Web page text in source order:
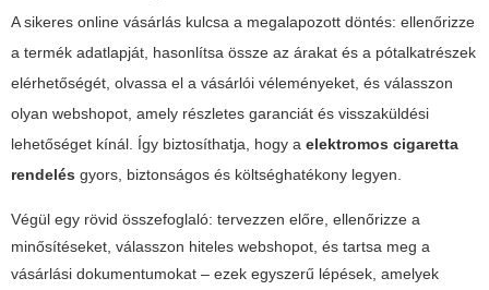
A sikeres online vásárlás kulcsa a megalapozott döntés: ellenőrizze
a termék adatlapját, hasonlítsa össze az árakat és a pótalkatrészek
elérhetőségét, olvassa el a vásárlói véleményeket, és válasszon
olyan webshopot, amely részletes garanciát és visszaküldési
lehetőséget kínál. Így biztosíthatja, hogy a elektromos cigaretta
rendelés gyors, biztonságos és költséghatékony legyen.
Végül egy rövid összefoglaló: tervezzen előre, ellenőrizze a
minősítéseket, válasszon hiteles webshopot, és tartsa meg a
vásárlási dokumentumokat – ezek egyszerű lépések, amelyek